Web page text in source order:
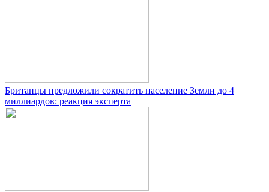
Британцы предложили сократить население Земли до 4
миллиардов: реакция эксперта